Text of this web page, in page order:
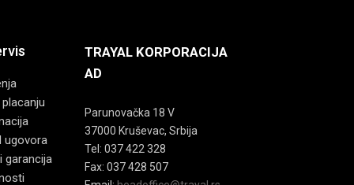
ugovora
garancija
TRAYAL KORPORACIJA
AD
Parunovačka 18 V
37000 Kruševac, Srbija
Tel: 037 422 328
Fax: 037 428 507